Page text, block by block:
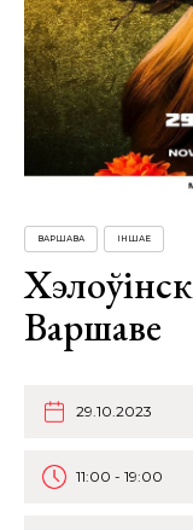
ВАРШАВА ІНШАЕ
Варшаве
29.10.2023
11:00 - 19:00